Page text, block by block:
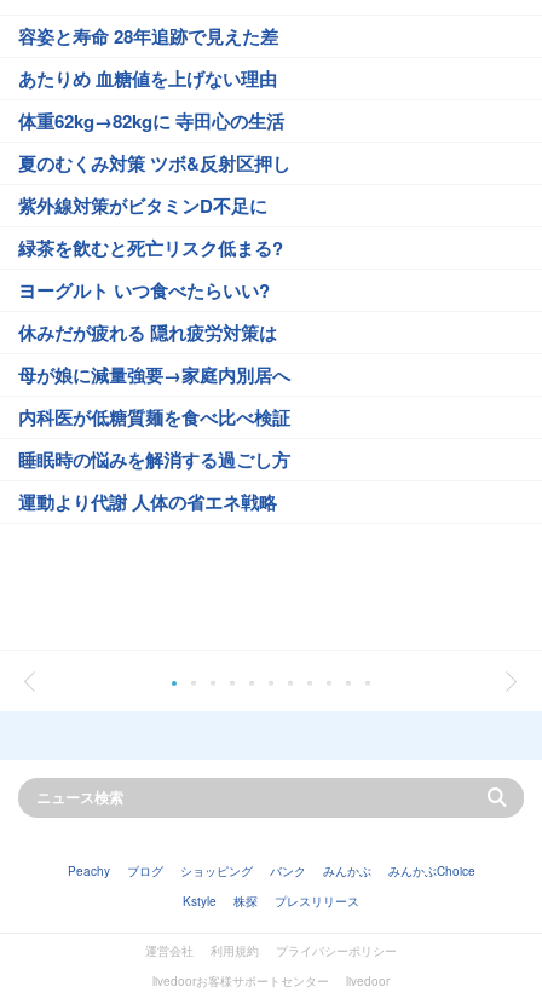
容姿と寿命 28年追跡で見えた差
あたりめ 血糖値を上げない理由
体重62kg→82kgに 寺田心の生活
夏のむくみ対策 ツボ&反射区押し
紫外線対策がビタミンD不足に
緑茶を飲むと死亡リスク低まる?
ヨーグルト いつ食べたらいい?
休みだが疲れる 隠れ疲労対策は
母が娘に減量強要→家庭内別居へ
内科医が低糖質麺を食べ比べ検証
睡眠時の悩みを解消する過ごし方
運動より代謝 人体の省エネ戦略
Peachy ブログ ショッピング バンク みんかぶ
みんかぶChoice
Kstyle
株探 プレスリリース
運営会社 利用規約
プライバシーポリシー
livedoorお客様サポートセンター
livedoor